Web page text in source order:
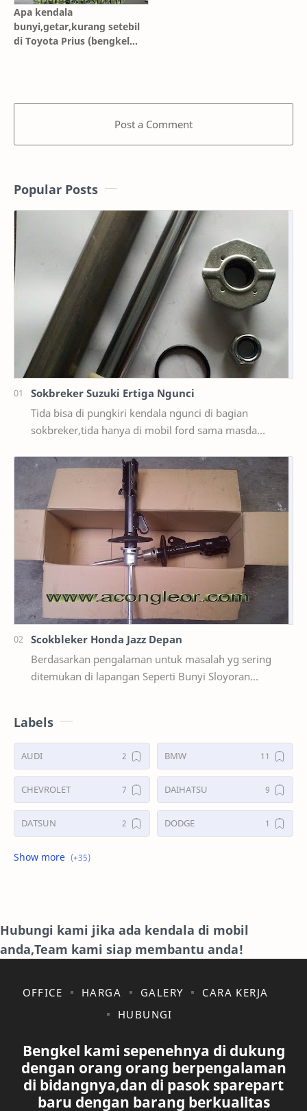
Apa kendala
bunyi,getar,kurang setebil
di Toyota Prius (bengkel
Post a Comment
Popular Posts
Sokbreker Suzuki Ertiga Ngunci
Tida bisa di pungkiri kendala ngunci di bagian
sokbreker,tida hanya di mobil ford sama masda
Scokbleker Honda Jazz Depan
Berdasarkan pengalaman untuk masalah yg sering
ditemukan di lapangan Seperti Bunyi Sloyoran
Labels
AUDI BMW
CHEVROLET DAIHATSU
DATSUN DODGE
FORD
INTERNET ISUZU
JAGUAR. KAKI-KAKI
KIA KONSULTASI
MAZDA MERCEDES BANZ
MITSUBISHI MUSIK
Hubungi kami jika ada kendala di mobil
anda,Team kami siap membantu anda!
OFFICE HARGA GALERY
CARA KERJA
HUBUNGI
Bengkel kami sepenehnya di dukung
dengan orang orang berpengalaman
di bidangnya,dan di pasok sparepart
baru dengan barang berkualitas